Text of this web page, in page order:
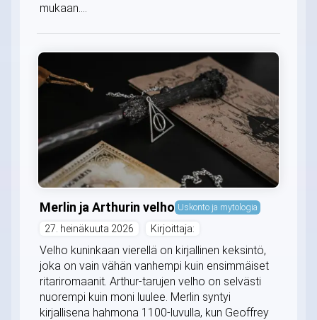
mukaan....
Merlin ja Arthurin velho Uskonto ja mytologia
27. heinäkuuta 2026 Kirjoittaja:
Velho kuninkaan vierellä on kirjallinen keksintö,
joka on vain vähän vanhempi kuin ensimmäiset
ritariromaanit. Arthur-tarujen velho on selvästi
nuorempi kuin moni luulee. Merlin syntyi
kirjallisena hahmona 1100-luvulla, kun Geoffrey